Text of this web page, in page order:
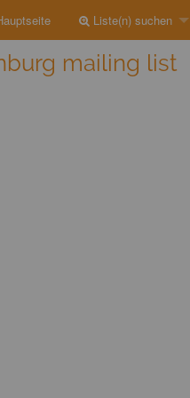
Liste(n) suchen
mailing list